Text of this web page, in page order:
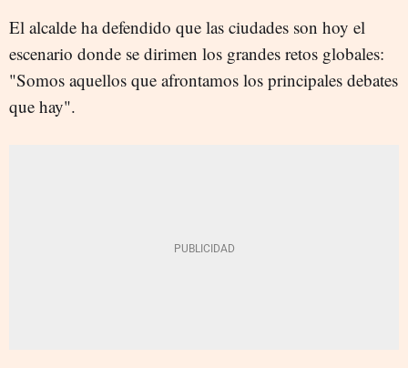
El alcalde ha defendido que las ciudades son hoy el
escenario donde se dirimen los grandes retos globales:
"Somos aquellos que afrontamos los principales debates
que hay".